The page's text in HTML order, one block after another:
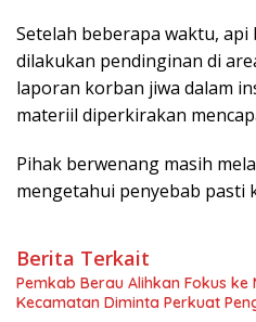
Setelah beberapa waktu,
dilakukan pendinginan di
laporan korban jiwa dalam
materiil diperkirakan
Pihak berwenang masih
mengetahui penyebab pasti
Berita Terkait
Pemkab Berau Alihkan Fokus ke
Kecamatan Diminta Perkuat